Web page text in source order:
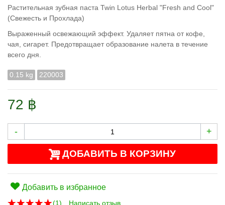
Растительная зубная паста Twin Lotus Herbal "Fresh and Cool"
(Свежесть и Прохлада)
Выраженный освежающий эффект. Удаляет пятна от кофе,
чая, сигарет. Предотвращает образование налета в течение
всего дня.
0.15 kg 220003
72 ฿
- +
ДОБАВИТЬ В КОРЗИНУ
Добавить в избранное
(1) Написать отзыв